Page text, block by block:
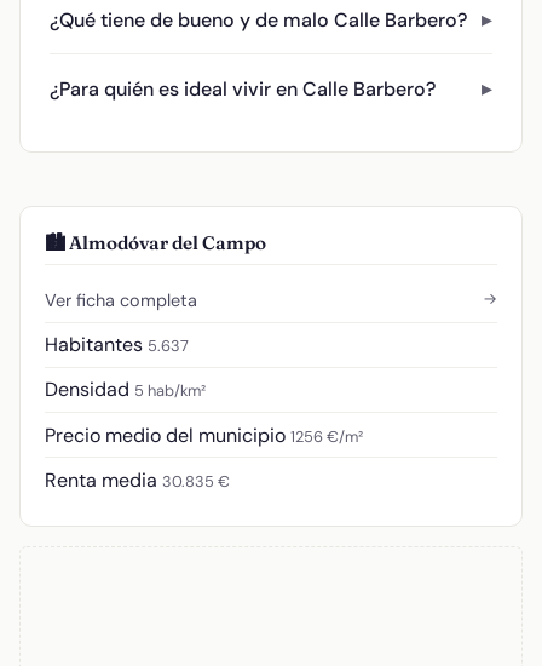
¿Qué tiene de bueno y de malo Calle Barbero?
¿Para quién es ideal vivir en Calle Barbero?
🏙️ Almodóvar del Campo
Ver ficha completa →
Habitantes 5.637
Densidad 5 hab/km²
Precio medio del municipio 1256 €/m²
Renta media 30.835 €